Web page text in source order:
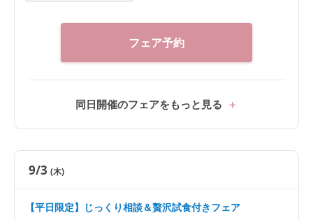
フェア予約
同日開催のフェアをもっと見る
9/3 (木)
【平日限定】じっくり相談＆贅沢試食付きフェア